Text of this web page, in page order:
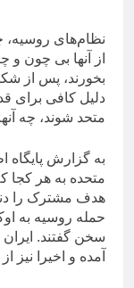
نظام‌های روسیه،
از آنها بی چون
بخورند، پس از
دلیل کافی برای
متحد شوند، چه
به گزارش پایگاه
متحده به هر کجا
هدف مشترک را
حمله روسیه به
سخن گفتند.
آمده و اخیرا نیز